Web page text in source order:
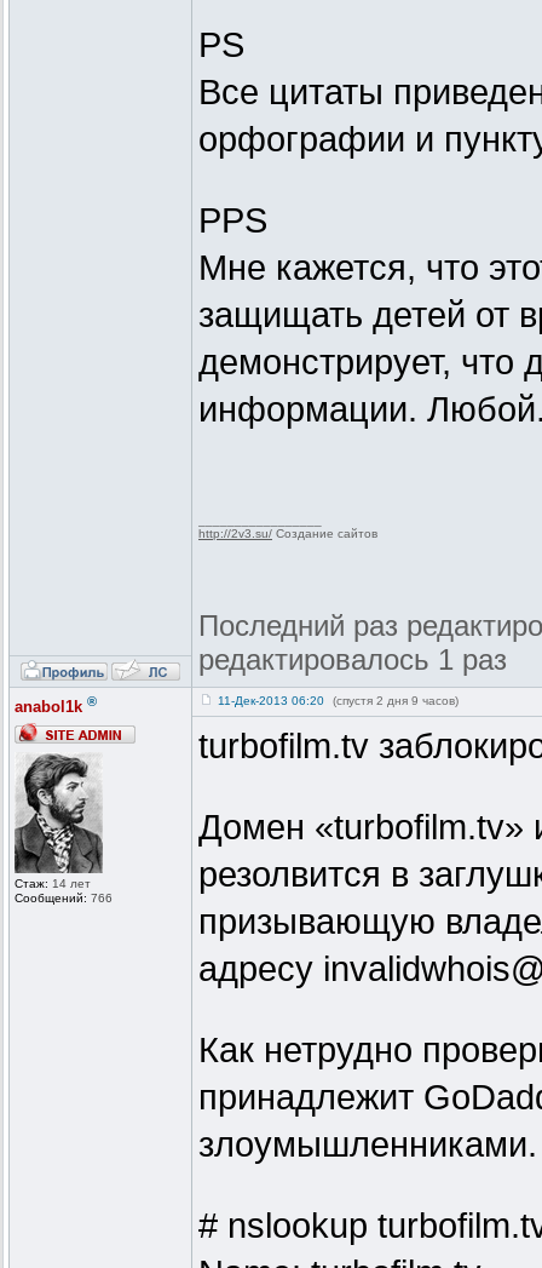
PS
Все цитаты
орфографии и
PPS
Мне кажется, что
защищать детей от
демонстрирует, что
информации.
http://2v3.su/ Создание сайтов
Последний раз
редактировалось 1 раз
anabol1k ®
Стаж: 14 лет
Сообщений: 766
11-Дек-2013 06:20 (спустя 2 дня 9 часов)
turbofilm.tv
Домен «turbofilm.tv»
резолвится в
призывающую
адресу
Как нетрудно
принадлежит
злоумышленниками.
# nslookup